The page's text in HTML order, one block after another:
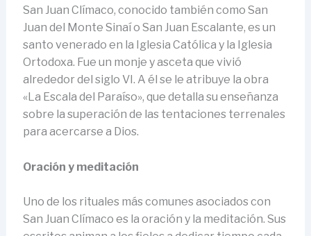
San Juan Clímaco, conocido también como San
Juan del Monte Sinaí o San Juan Escalante, es un
santo venerado en la Iglesia Católica y la Iglesia
Ortodoxa. Fue un monje y asceta que vivió
alrededor del siglo VI. A él se le atribuye la obra
«La Escala del Paraíso», que detalla su enseñanza
sobre la superación de las tentaciones terrenales
para acercarse a Dios.
Oración y meditación
Uno de los rituales más comunes asociados con
San Juan Clímaco es la oración y la meditación. Sus